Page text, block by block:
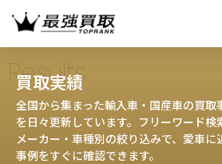
選ばれる理由
高価買取の仕組み
売却の流れ
Results
買取実績
全国から集まった輸入車・国産車の買取
を日々更新しています。フリーワード検
メーカー・車種別の絞り込みで、愛車に
事例をすぐに確認できます。